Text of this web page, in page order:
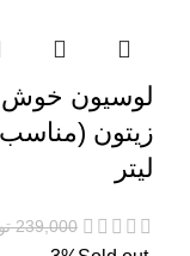
لوسیون
لیتر
239,000